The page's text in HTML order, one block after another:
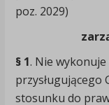
poz. 2029)
§ 1. Nie
przysługującego
stosunku do